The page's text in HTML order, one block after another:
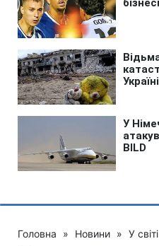
Головна » Новини » У світі